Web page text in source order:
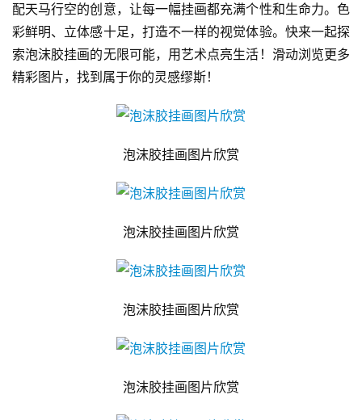
配天马行空的创意，让每一幅挂画都充满个性和生命力。色
彩鲜明、立体感十足，打造不一样的视觉体验。快来一起探
索泡沫胶挂画的无限可能，用艺术点亮生活！滑动浏览更多
精彩图片，找到属于你的灵感缪斯！
泡沫胶挂画图片欣赏
泡沫胶挂画图片欣赏
泡沫胶挂画图片欣赏
泡沫胶挂画图片欣赏